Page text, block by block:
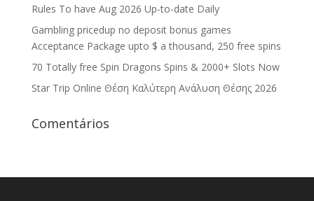
Rules To have Aug 2026 Up-to-date Daily
Gambling pricedup no deposit bonus games
Acceptance Package upto $ a thousand, 250 free spins
70 Totally free Spin Dragons Spins & 2000+ Slots Now
Star Trip Online Θέση Καλύτερη Ανάλυση Θέσης 2026
Comentários